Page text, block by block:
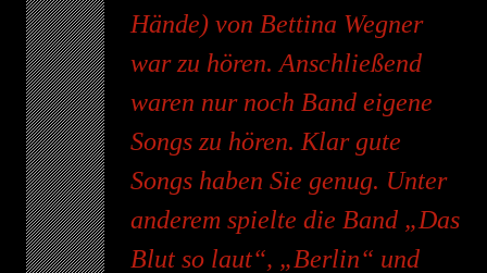
Hände) von Bettina Wegner
war zu hören. Anschließend
waren nur noch Band eigene
Songs zu hören. Klar gute
Songs haben Sie genug. Unter
anderem spielte die Band „Das
Blut so laut“, „Berlin“ und